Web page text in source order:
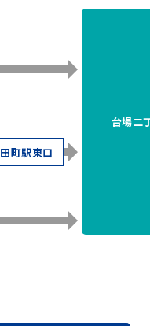
田町駅東口
台場二